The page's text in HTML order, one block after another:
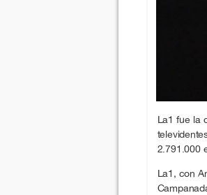
La1 fue la
2.791.000
La1, con